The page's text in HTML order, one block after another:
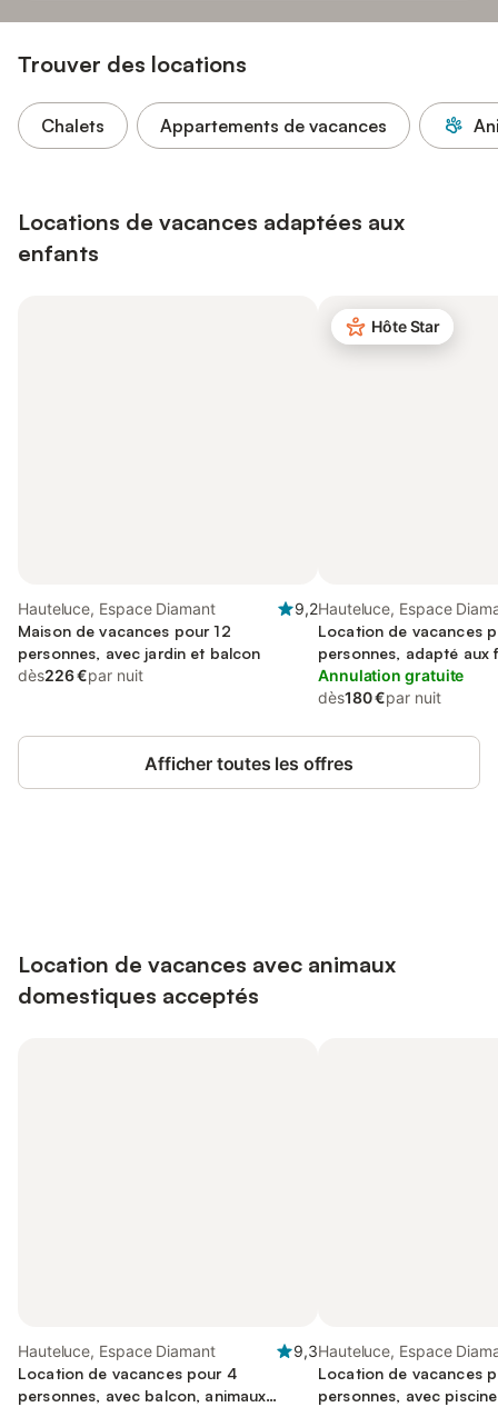
Trouver des locations
Chalets Appartements de vacances
Locations de vacances adaptées aux
enfants
Hauteluce, Espace Diamant
9,2
Maison de vacances pour 12
personnes, avec jardin et balcon
dès226 €par nuit
Hôte Star
Hauteluce, Espace
Location de vacances
personnes, adapté aux
Annulation gratuite
dès180 €par nuit
Afficher toutes les offres
Location de vacances avec animaux
domestiques acceptés
Hauteluce, Espace Diamant
9,3
Location de vacances pour 4
personnes, avec balcon, animaux
Hauteluce, Espace
Location de vacances
personnes, avec